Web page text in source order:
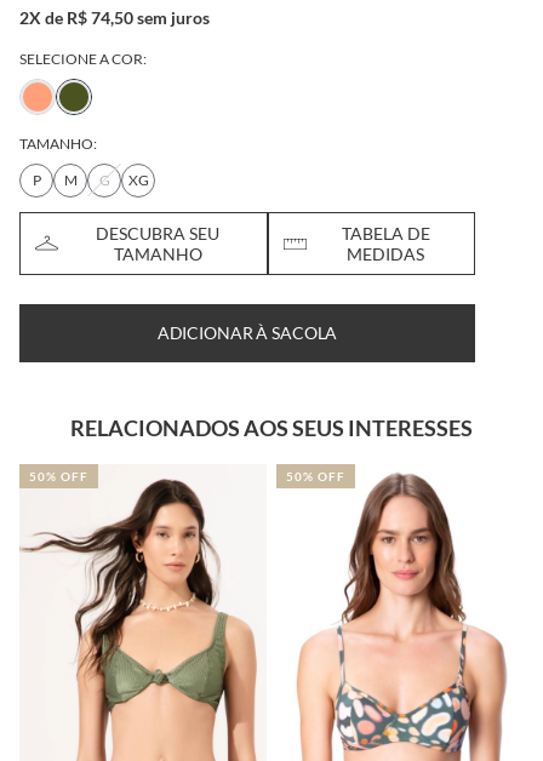
2X de R$ 74,50 sem juros
SELECIONE A COR:
TAMANHO:
P
M G XG
DESCUBRA SEU
TAMANHO
TABELA DE
MEDIDAS
ADICIONAR À SACOLA
RELACIONADOS AOS SEUS INTERESSES
50% OFF 50% OFF